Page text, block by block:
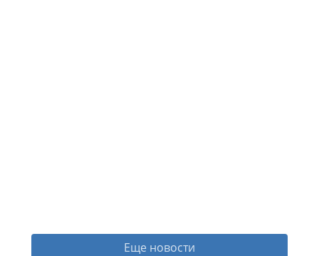
Еще новости